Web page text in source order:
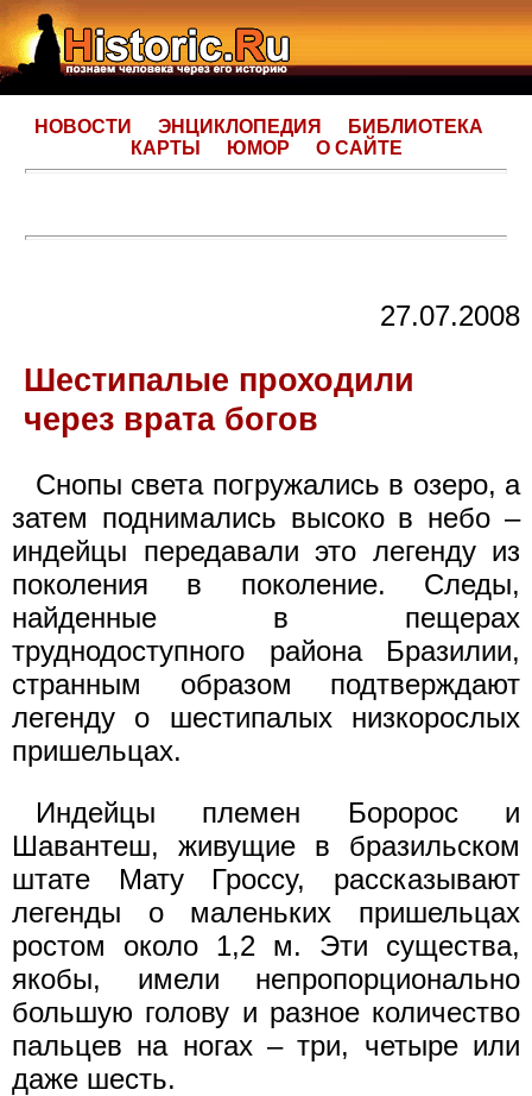
НОВОСТИ ЭНЦИКЛОПЕДИЯ
БИБЛИОТЕКА
КАРТЫ
ЮМОР О САЙТЕ
27.07.2008
Шестипалые проходили
через врата богов
Снопы света погружались в озеро, а
затем поднимались высоко в небо –
индейцы передавали это легенду из
поколения в поколение. Следы,
найденные в пещерах
труднодоступного района Бразилии,
странным образом подтверждают
легенду о шестипалых низкорослых
пришельцах.
Индейцы племен Боророс и
Шавантеш, живущие в бразильском
штате Мату Гроссу, рассказывают
легенды о маленьких пришельцах
ростом около 1,2 м. Эти существа,
якобы, имели непропорционально
большую голову и разное количество
пальцев на ногах – три, четыре или
даже шесть.